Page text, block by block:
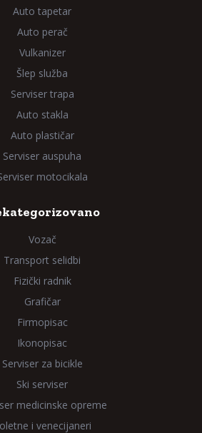
Auto tapetar
Auto perač
Vulkanizer
Šlep služba
Serviser trapa
Auto stakla
Auto plastičar
Serviser auspuha
motocikala
Vozač
Transport selidbi
Fizički radnik
Grafičar
Firmopisac
Ikonopisac
Serviser za bicikle
Ski serviser
medicinske opreme
i venecijaneri